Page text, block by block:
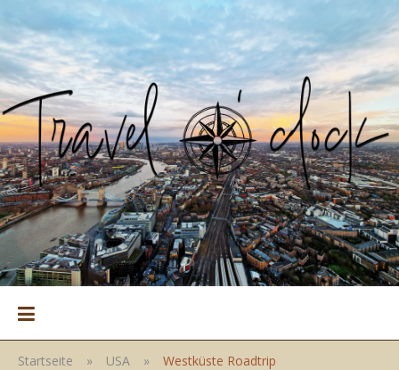
Startseite » USA » Westküste Roadtrip